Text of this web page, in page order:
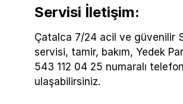
Servisi İletişim:
Çatalca 7/24 acil ve güvenilir
servisi, tamir, bakım, Yedek
543 112 04 25 numaralı
ulaşabilirsiniz.